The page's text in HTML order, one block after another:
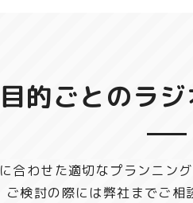
目的ごとのラ
合わせた適切なプランニング
検討の際には弊社までご相